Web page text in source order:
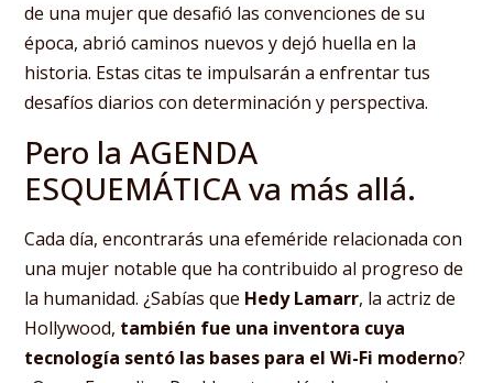
de una mujer que desafió las convenciones de su
época, abrió caminos nuevos y dejó huella en la
historia. Estas citas te impulsarán a enfrentar tus
desafíos diarios con determinación y perspectiva.
Pero la AGENDA
ESQUEMÁTICA va más allá.
Cada día, encontrarás una efeméride relacionada con
una mujer notable que ha contribuido al progreso de
la humanidad. ¿Sabías que Hedy Lamarr, la actriz de
Hollywood, también fue una inventora cuya
tecnología sentó las bases para el Wi-Fi moderno?